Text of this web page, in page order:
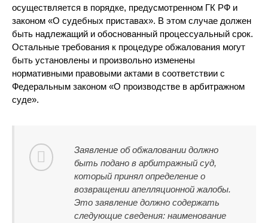
осуществляется в порядке, предусмотренном ГК РФ и
законом «О судебных приставах». В этом случае должен
быть надлежащий и обоснованный процессуальный срок.
Остальные требования к процедуре обжалования могут
быть установлены и произвольно изменены
нормативными правовыми актами в соответствии с
Федеральным законом «О производстве в арбитражном
суде».
Заявление об обжаловании должно
быть подано в арбитражный суд,
который принял определение о
возвращении апелляционной жалобы.
Это заявление должно содержать
следующие сведения: наименование